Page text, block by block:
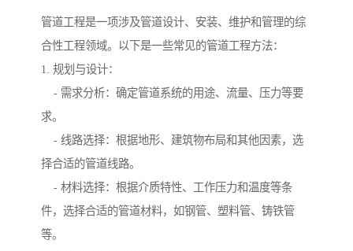
管道工程是一项涉及管道设计、安装、维护和管理的综
合性工程领域。以下是一些常见的管道工程方法：
1. 规划与设计：
- 需求分析：确定管道系统的用途、流量、压力等要
求。
- 线路选择：根据地形、建筑物布局和其他因素，选
择合适的管道线路。
- 材料选择：根据介质特性、工作压力和温度等条
件，选择合适的管道材料，如钢管、塑料管、铸铁管
等。